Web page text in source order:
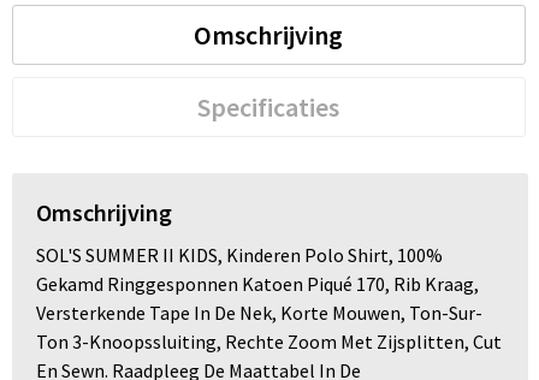
Omschrijving
Specificaties
Omschrijving
SOL'S SUMMER II KIDS, Kinderen Polo Shirt, 100%
Gekamd Ringgesponnen Katoen Piqué 170, Rib Kraag,
Versterkende Tape In De Nek, Korte Mouwen, Ton-Sur-
Ton 3-Knoopssluiting, Rechte Zoom Met Zijsplitten, Cut
En Sewn. Raadpleeg De Maattabel In De